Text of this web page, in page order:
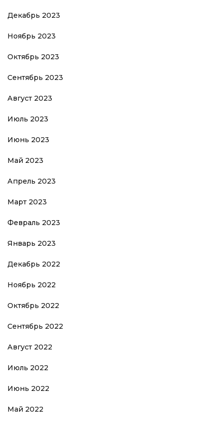
Декабрь 2023
Ноябрь 2023
Октябрь 2023
Сентябрь 2023
Август 2023
Июль 2023
Июнь 2023
Май 2023
Апрель 2023
Март 2023
Февраль 2023
Январь 2023
Декабрь 2022
Ноябрь 2022
Октябрь 2022
Сентябрь 2022
Август 2022
Июль 2022
Июнь 2022
Май 2022